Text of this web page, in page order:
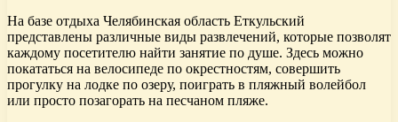
На базе отдыха Челябинская область Еткульский
представлены различные виды развлечений, которые позволят
каждому посетителю найти занятие по душе. Здесь можно
покататься на велосипеде по окрестностям, совершить
прогулку на лодке по озеру, поиграть в пляжный волейбол
или просто позагорать на песчаном пляже.